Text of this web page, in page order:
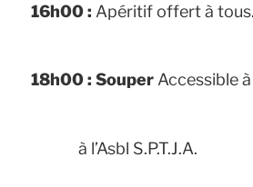
16h00: Apéritif offert à tous.
18h00 : Souper Accessible
à l’Asbl S.P.T.J.A.